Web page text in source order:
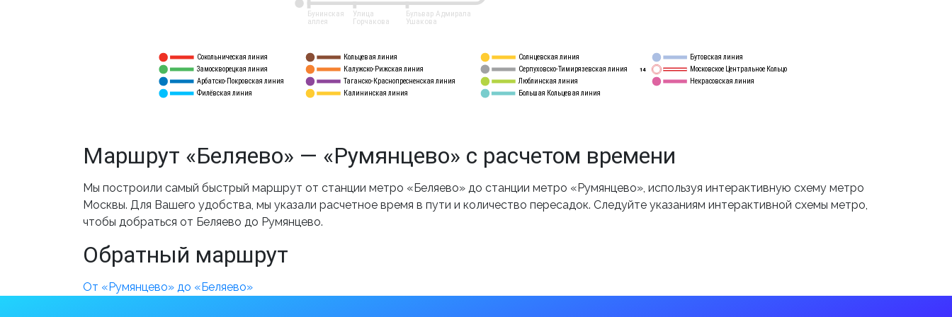
Сокольническая линия
Замоскворецкая линия
Арбатско-Покровская линия
Филёвская линия
Кольцевая линия
Калужско-Рижская линия
Таганско-Краснопресненская линия
Калининская линия
Солнцевская линия
Серпуховско-Тимирязевская линия
Люблинская линия
Бутовская линия
Московское Центральное Кольцо
Большая Кольцевая линия
Некрасовская линия
14
Бульвар Адмирала
Ушакова
Улица
Горчакова
Бунинская
аллея
Маршрут «Беляево» — «Румянцево» с расчетом времени
Мы построили самый быстрый маршрут от станции метро «Беляево» до станции метро «Румянцево», используя интерактивную схему метро
Москвы. Для Вашего удобства, мы указали расчетное время в пути и количество пересадок. Следуйте указаниям интерактивной схемы метро,
чтобы добраться от Беляево до Румянцево.
Обратный маршрут
От «Румянцево» до «Беляево»